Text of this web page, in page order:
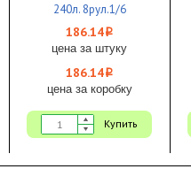
240л. 8рул.1/6
186.14i
цена за штуку
186.14i
цена за коробку
Купить